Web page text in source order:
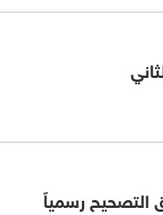
التصحيح رسمياً